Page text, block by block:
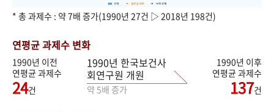
* 총 과제수 : 약 7배 증가(1990년 27건 ▷ 2018년 198건)
연평균 과제수 변화
1990년 이전
연평균 과제수
24건
1990년 한국보건사
회연구원 개원
약 5배 증가
1990년 이후
연평균 과제수
137건